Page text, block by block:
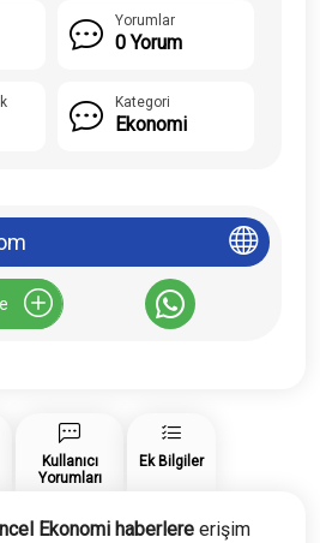
Yorumlar
0 Yorum
Kategori
Ekonomi
Kullanıcı
Yorumları
Ek Bilgiler
Ekonomi haberlere erişim